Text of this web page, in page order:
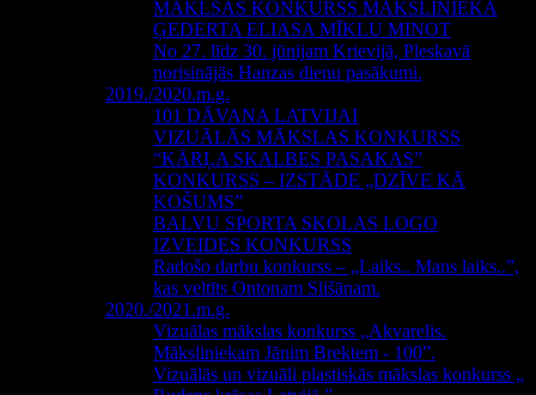
MĀKLSAS KONKURSS MĀKSLINIEKA
ĢEDERTA ELIASA MĪKLU MINOT
No 27. līdz 30. jūnijam Krievijā, Pleskavā
norisinājās Hanzas dienu pasākumi.
2019./2020.m.g.
101 DĀVANA LATVIJAI
VIZUĀLĀS MĀKSLAS KONKURSS
“KĀRĻA SKALBES PASAKAS”
KONKURSS – IZSTĀDE „DZĪVE KĀ
KOŠUMS”
BALVU SPORTA SKOLAS LOGO
IZVEIDES KONKURSS
Radošo darbu konkurss – „Laiks.. Mans laiks..”,
kas veltīts Ontonam Slišānam.
2020./2021.m.g.
Vizuālas mākslas konkurss „Akvarelis.
Māksliniekam Jānim Brektem - 100”.
Vizuālās un vizuāli plastiskās mākslas konkurss „